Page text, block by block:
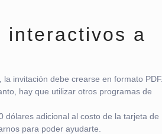
interactivos a
invitación debe crearse en formato PDF.
hay que utilizar otros programas de
dólares adicional al costo de la tarjeta de
para poder ayudarte.